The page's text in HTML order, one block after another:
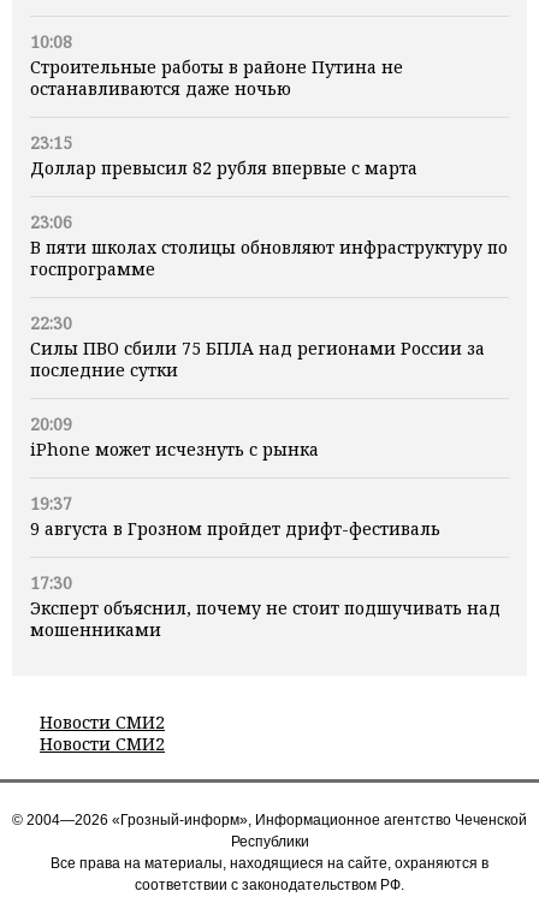
10:08
Строительные работы в районе Путина не
останавливаются даже ночью
23:15
Доллар превысил 82 рубля впервые с марта
23:06
В пяти школах столицы обновляют инфраструктуру по
госпрограмме
22:30
Силы ПВО сбили 75 БПЛА над регионами России за
последние сутки
20:09
iPhone может исчезнуть с рынка
19:37
9 августа в Грозном пройдет дрифт-фестиваль
17:30
Эксперт объяснил, почему не стоит подшучивать над
мошенниками
Новости СМИ2
Новости СМИ2
© 2004—2026 «Грозный-информ», Информационное агентство Чеченской
Республики
Все права на материалы, находящиеся на сайте, охраняются в
соответствии с законодательством РФ.